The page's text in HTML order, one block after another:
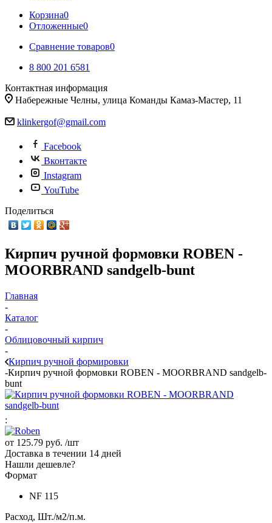
Корзина0
Отложенные0
Сравнение товаров0
8 800 201 6581
Контактная информация
Набережные Челны, улица Команды Камаз-Мастер, 11
klinkergof@gmail.com
Facebook
Вконтакте
Instagram
YouTube
Поделиться
Кирпич ручной формовки ROBEN -
MOORBRAND sandgelb-bunt
Главная
-
Каталог
-
Облицовочный кирпич
-
Кирпич ручной формировки
-Кирпич ручной формовки ROBEN - MOORBRAND sandgelb-
bunt
:
от 125.79 руб. /шт
Доставка в течении 14 дней
Нашли дешевле?
Формат
NF 115
Расход, Шт./м2/п.м.